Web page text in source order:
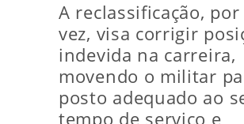
A reclassificação, por
vez, visa corrigir
indevida na carreira,
movendo o militar
posto adequado ao
tempo de serviço e